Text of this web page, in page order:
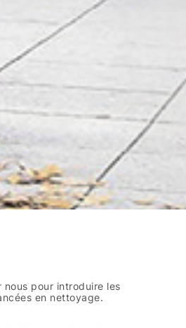
pour introduire les
en nettoyage.